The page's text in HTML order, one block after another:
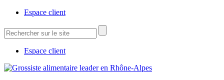
Espace client
Espace client